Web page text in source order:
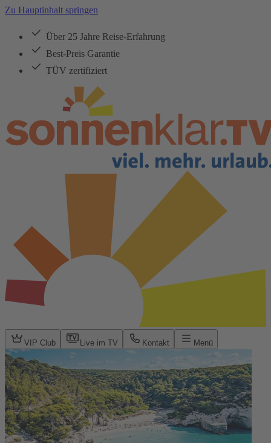
Zu Hauptinhalt springen
Über 25 Jahre Reise-Erfahrung
Best-Preis Garantie
TÜV zertifiziert
VIP Club Live im TV Kontakt Menü